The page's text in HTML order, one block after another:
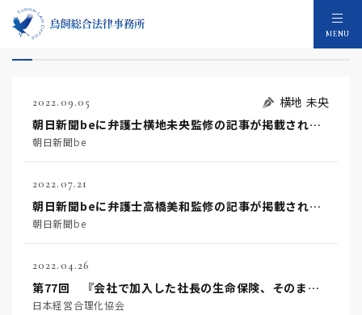
MENU
相続相談一般のメディア：39件
2022.09.05
横地 未央
朝日新聞beに弁護士横地未央監修の記事が掲載されました
朝日新聞be
2022.07.21
朝日新聞beに弁護士高橋美和監修の記事が掲載されました
朝日新聞be
2022.04.26
第77回 『会社で加入した社長の生命保険、そのままでは家族に渡らない』
日本経営合理化協会